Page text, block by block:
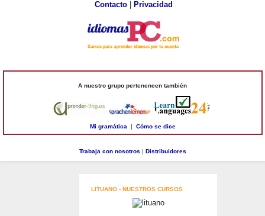
Contacto| Privacidad
A nuestro grupo pertenencen también
Mi gramática| Cómo se dice
Trabaja con nosotros Distribuidores
LITUANO - NUESTROS CURSOS